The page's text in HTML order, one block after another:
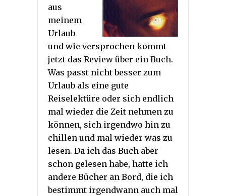
aus
meinem
Urlaub
und wie versprochen kommt
jetzt das Review über ein Buch.
Was passt nicht besser zum
Urlaub als eine gute
Reiselektüre oder sich endlich
mal wieder die Zeit nehmen zu
können, sich irgendwo hin zu
chillen und mal wieder was zu
lesen. Da ich das Buch aber
schon gelesen habe, hatte ich
andere Bücher an Bord, die ich
bestimmt irgendwann auch mal